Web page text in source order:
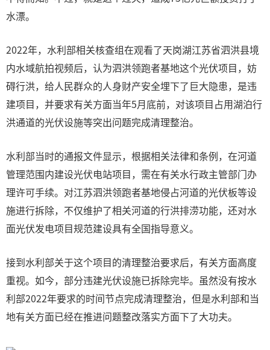
水漂。
2022年，水利部相关核查组在观看了天岗湖江苏省泗洪县境
内水域航拍视频后，认为泗洪领跑者基地这个光伏项目，妨
碍行洪，给人民群众的人身财产安全埋下了巨大隐患，是违
建项目，并要求有关方面当年5月底前，对该项目占用湖泊行
洪通道的光伏设施等突出问题完成清理整治。
水利部当时的通报文件显示，根据相关法律和条例，在河道
管理范围内建设光伏电站项目，需在有关水行政主管部门办
理许可手续。对江苏泗洪领跑者基地侵占河道的光伏板等设
施进行拆除，不仅维护了相关河道的行洪排涝功能，还对水
面光伏发电项目规范建设具有全国指导意义。
接到水利部关于这个项目的清理整治要求后，有关方面高度
重视。如今，部分违建光伏设施已拆除完毕。虽然没有按水
利部2022年要求的时间节点完成清理整治，但是水利部和当
地有关方面已经在推进问题整改落实方面下了大功夫。